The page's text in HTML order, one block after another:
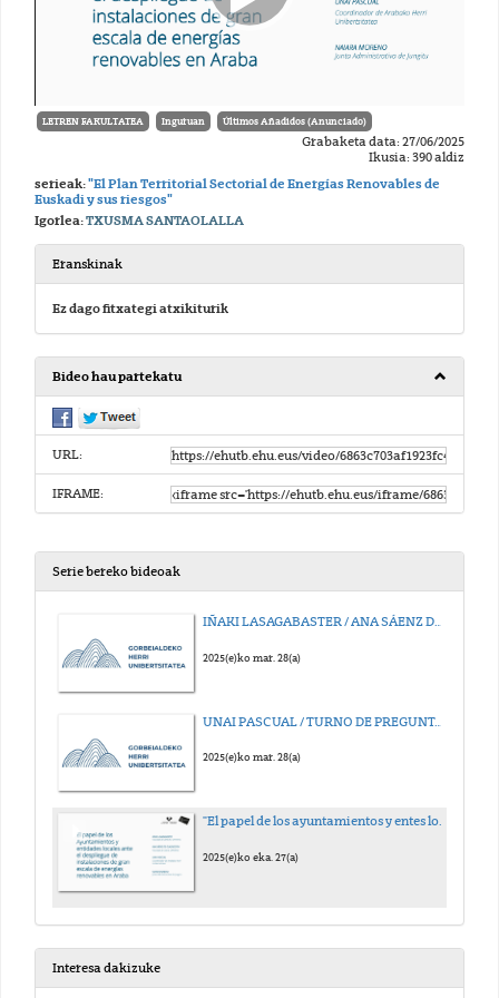
LETREN FAKULTATEA Inguruan Últimos Añadidos (Anunciado)
Grabaketa data: 27/06/2025
Ikusia: 390 aldiz
serieak:"El Plan Territorial Sectorial de Energías Renovables de
Euskadi y sus riesgos"
Igorlea:TXUSMA SANTAOLALLA
Eranskinak
Ez dago fitxategi atxikiturik
Bideo hau partekatu
URL:
IFRAME:
Serie bereko bideoak
IÑAKI LASAGABASTER / ANA SÁENZ DE OLAZAGOITIA / NAIARA MORENO
2025(e)ko mar. 28(a)
UNAI PASCUAL / TURNO DE PREGUNTAS
2025(e)ko mar. 28(a)
"El papel de los ayuntamientos y entes locales en el despliegue de renovables"
2025(e)ko eka. 27(a)
Interesa dakizuke